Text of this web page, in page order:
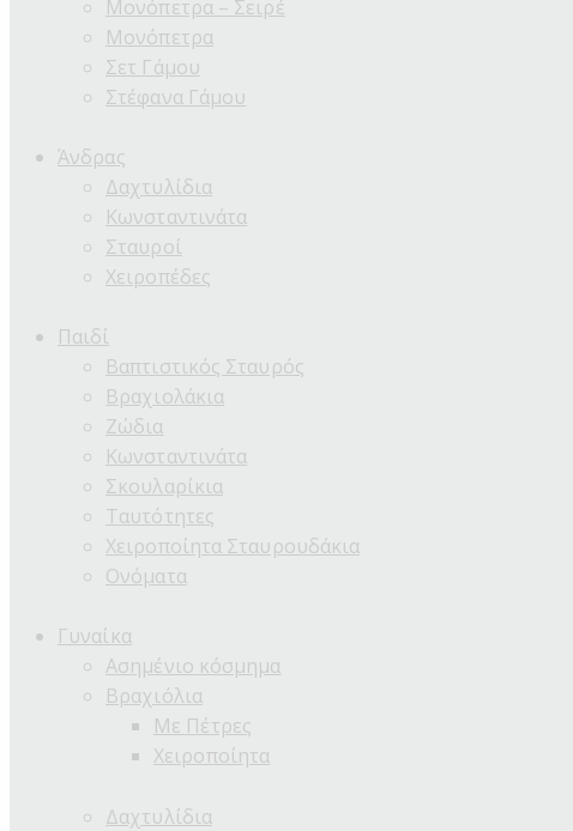
Μονόπετρα – Σειρέ
Μονόπετρα
Σετ Γάμου
Στέφανα Γάμου
Άνδρας
Δαχτυλίδια
Κωνσταντινάτα
Σταυροί
Χειροπέδες
Παιδί
Βαπτιστικός Σταυρός
Βραχιολάκια
Ζώδια
Κωνσταντινάτα
Σκουλαρίκια
Ταυτότητες
Χειροποίητα Σταυρουδάκια
Ονόματα
Γυναίκα
Ασημένιο κόσμημα
Βραχιόλια
Με Πέτρες
Χειροποίητα
Δαχτυλίδια